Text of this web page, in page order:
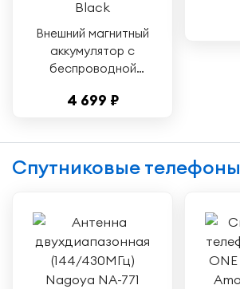
Внешний магнитный
аккумулятор с
беспроводной
Q.MAG X Ultra Slim
Qi 15W / PD20W,
4 699 ₽
Спутниковые телефоны